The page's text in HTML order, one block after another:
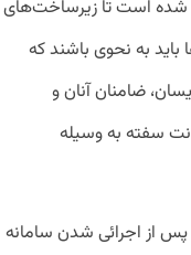
شده است تا زیرساخت‌های
باید به نحوی باشند که
ضامنان آنان و
سفته به وسیله
پس از اجرائی شدن سامانه